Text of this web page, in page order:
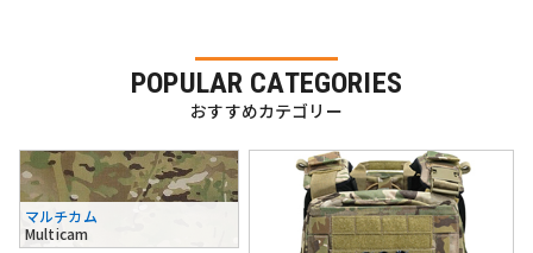
POPULAR CATEGORIES
おすすめカテゴリー
マルチカム
Multicam